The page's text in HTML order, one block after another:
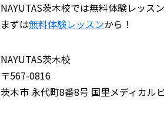
NAYUTAS茨木校では無料体験レッス
まずは無料体験レッスンから！
NAYUTAS茨木校
〒567-0816
茨木市 永代町8番8号 国里メディカル